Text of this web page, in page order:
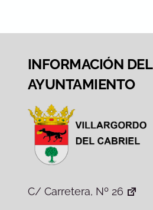
INFORMACIÓN DEL
AYUNTAMIENTO
C/ Carretera, Nº 26